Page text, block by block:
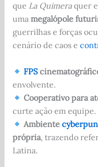
que La Quimeraquer
uma megalópole
guerrilhas e forças
cenário de caos e
FPS
envolvente.
Cooperativo para
curte ação em equipe.
Ambiente
própria, trazendo
Latina.